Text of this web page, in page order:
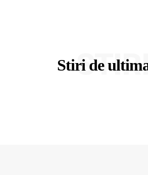
Stiri de